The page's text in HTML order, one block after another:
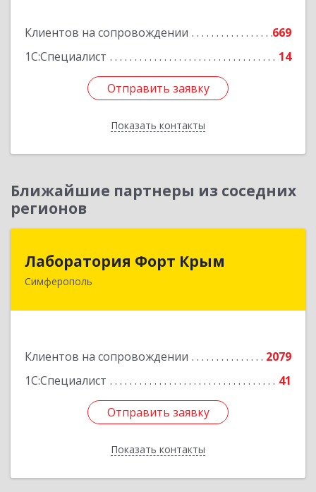
Клиентов на сопровождении
669
1С:Специалист
14
Отправить заявку
Показать контакты
Отправить заявку
Назад
Ближайшие партнеры из соседних
регионов
Лаборатория Форт Крым
Симферополь
Клиентов на сопровождении
2079
1С:Специалист
41
Отправить заявку
Показать контакты
295034, Крым Респ, Симферополь г, Киевская
Отправить заявку
Назад